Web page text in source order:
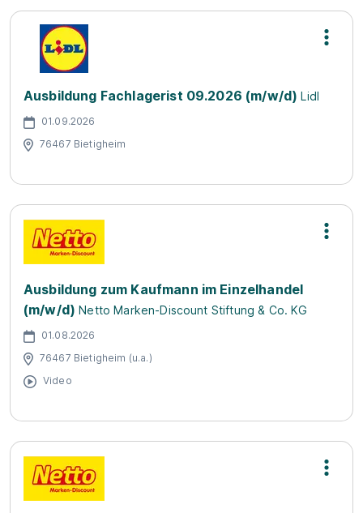
Ausbildung Fachlagerist 09.2026 (m/w/d) Lidl
01.09.2026
76467 Bietigheim
Ausbildung zum Kaufmann im Einzelhandel
(m/w/d) Netto Marken-Discount Stiftung & Co. KG
01.08.2026
76467 Bietigheim (u.a.)
Video